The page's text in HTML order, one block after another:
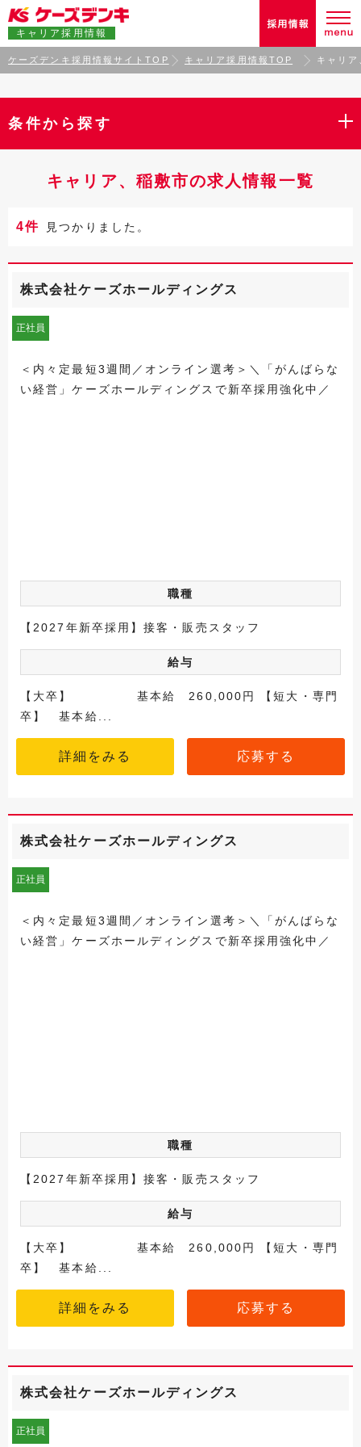
キャリア採用情報
ケーズデンキ採用情報サイトTOP キャリア採用情報TOP キャリ
条件から探す
キャリア、稲敷市の求人情報一覧
4件 見つかりました。
株式会社ケーズホールディングス
正社員
＜内々定最短3週間／オンライン選考＞＼「がんばらな
い経営」ケーズホールディングスで新卒採用強化中／
職種
【2027年新卒採用】接客・販売スタッフ
給与
【大卒】 基本給 260,000円 【短大・専門
卒】 基本給...
詳細をみる 応募する
株式会社ケーズホールディングス
正社員
＜内々定最短3週間／オンライン選考＞＼「がんばらな
い経営」ケーズホールディングスで新卒採用強化中／
職種
【2027年新卒採用】接客・販売スタッフ
給与
【大卒】 基本給 260,000円 【短大・専門
卒】 基本給...
詳細をみる 応募する
株式会社ケーズホールディングス
正社員